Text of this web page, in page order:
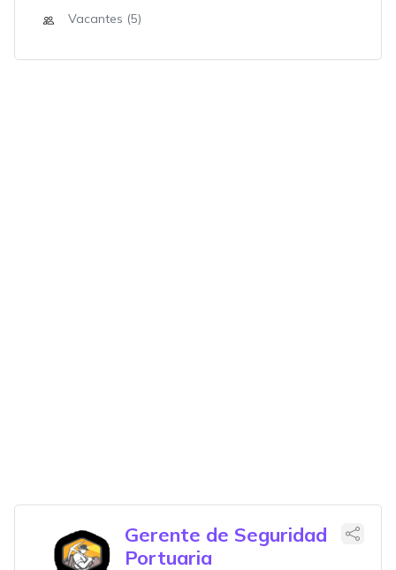
Vacantes (5)
Gerente de Seguridad
Portuaria